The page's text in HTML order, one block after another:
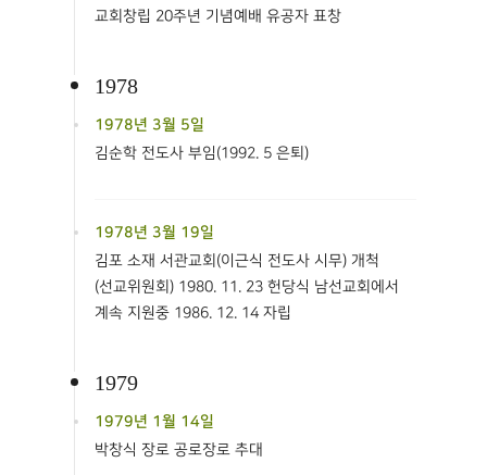
교회창립 20주년 기념예배 유공자 표창
1978
1978년 3월 5일
김순학 전도사 부임(1992. 5 은퇴)
1978년 3월 19일
김포 소재 서관교회(이근식 전도사 시무) 개척
(선교위원회) 1980. 11. 23 헌당식 남선교회에서
계속 지원중 1986. 12. 14 자립
1979
1979년 1월 14일
박창식 장로 공로장로 추대